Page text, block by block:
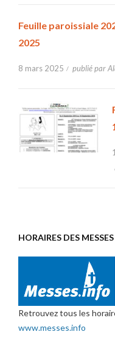
Feuille paroissiale
2025
8 mars 2025 publié par
HORAIRES DES MESSES
Retrouvez tous les
www.messes.info